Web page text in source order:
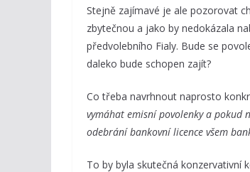
Stejně zajímavé je ale pozorovat
zbytečnou a jako by nedokázala
předvolebního Fialy. Bude se
daleko bude schopen zajít?
Co třeba navrhnout naprosto
vymáhat emisní povolenky a pokud
odebrání bankovní licence všem
To by byla skutečná konzervativní